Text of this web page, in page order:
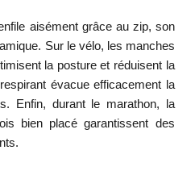
aisément grâce au zip, son
Sur le vélo, les manches
la posture et réduisent la
évacue efficacement la
Enfin, durant le marathon, la
bien placé garantissent des